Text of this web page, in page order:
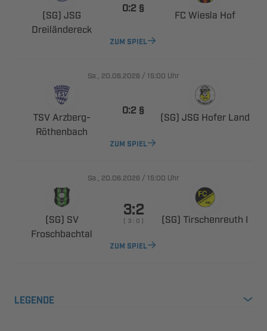
 

 
  
ZUM SPIEL
.,  /  Uhr
 ​

 
   
ZUM SPIEL
.,  /  Uhr
 


       
ZUM SPIEL
LEGENDE